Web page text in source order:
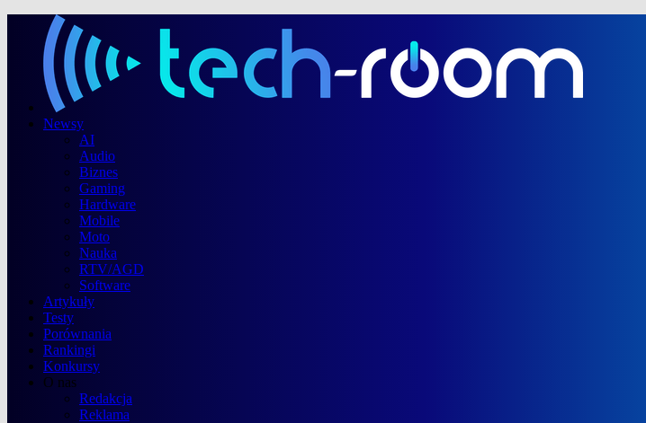
Newsy
AI
Audio
Biznes
Gaming
Hardware
Mobile
Moto
Nauka
RTV/AGD
Software
Artykuły
Testy
Porównania
Rankingi
Konkursy
O nas
Redakcja
Reklama